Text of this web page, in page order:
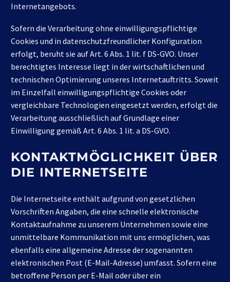
Internetangebots.
Sofern die Verarbeitung ohne einwilligungspflichtige
Cookies und in datenschutzfreundlicher Konfiguration
erfolgt, beruht sie auf Art. 6 Abs. 1 lit. f DS-GVO. Unser
berechtigtes Interesse liegt in der wirtschaftlichen und
technischen Optimierung unseres Internetauftritts. Soweit
im Einzelfall einwilligungspflichtige Cookies oder
vergleichbare Technologien eingesetzt werden, erfolgt die
Verarbeitung ausschließlich auf Grundlage einer
Einwilligung gemäß Art. 6 Abs. 1 lit. a DS-GVO.
KONTAKTMÖGLICHKEIT ÜBER
DIE INTERNETSEITE
Die Internetseite enthält aufgrund von gesetzlichen
Vorschriften Angaben, die eine schnelle elektronische
Kontaktaufnahme zu unserem Unternehmen sowie eine
unmittelbare Kommunikation mit uns ermöglichen, was
ebenfalls eine allgemeine Adresse der sogenannten
elektronischen Post (E-Mail-Adresse) umfasst. Sofern eine
betroffene Person per E-Mail oder über ein